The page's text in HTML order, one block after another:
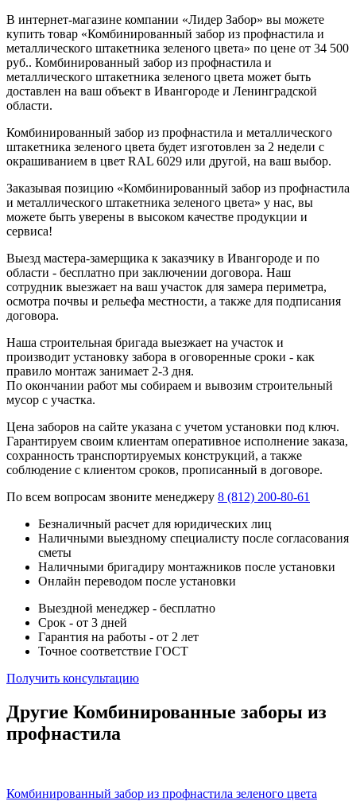
В интернет-магазине компании «Лидер Забор» вы можете
купить товар «Комбинированный забор из профнастила и
металлического штакетника зеленого цвета» по цене от 34 500
руб.. Комбинированный забор из профнастила и
металлического штакетника зеленого цвета может быть
доставлен на ваш объект в Ивангороде и Ленинградской
области.
Комбинированный забор из профнастила и металлического
штакетника зеленого цвета будет изготовлен за 2 недели с
окрашиванием в цвет RAL 6029 или другой, на ваш выбор.
Заказывая позицию «Комбинированный забор из профнастила
и металлического штакетника зеленого цвета» у нас, вы
можете быть уверены в высоком качестве продукции и
сервиса!
Выезд мастера-замерщика к заказчику в Ивангороде и по
области - бесплатно при заключении договора. Наш
сотрудник выезжает на ваш участок для замера периметра,
осмотра почвы и рельефа местности, а также для подписания
договора.
Наша строительная бригада выезжает на участок и
производит установку забора в оговоренные сроки - как
правило монтаж занимает 2-3 дня.
По окончании работ мы собираем и вывозим строительный
мусор с участка.
Цена заборов на сайте указана с учетом установки под ключ.
Гарантируем своим клиентам оперативное исполнение заказа,
сохранность транспортируемых конструкций, а также
соблюдение с клиентом сроков, прописанный в договоре.
По всем вопросам звоните менеджеру 8 (812) 200-80-61
Безналичный расчет для юридических лиц
Наличными выездному специалисту после согласования
сметы
Наличными бригадиру монтажников после установки
Онлайн переводом после установки
Выездной менеджер - бесплатно
Срок - от 3 дней
Гарантия на работы - от 2 лет
Точное соответствие ГОСТ
Получить консультацию
Другие Комбинированные заборы из
профнастила
Комбинированный забор из профнастила зеленого цвета